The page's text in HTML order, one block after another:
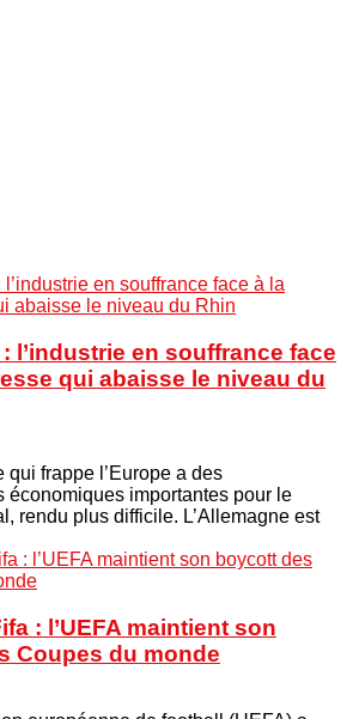
l’industrie en souffrance face
qui abaisse le niveau du
qui frappe l’Europe a des
économiques importantes pour le
rendu plus difficile. L’Allemagne est
: l’UEFA maintient son
Coupes du monde